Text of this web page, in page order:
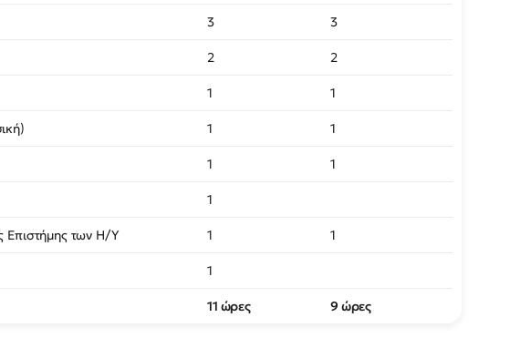
3 3
2 2
1 1
1 1
1 1
1
Επιστήμης των Η/Υ 1 1
1
11 ώρες 9 ώρες